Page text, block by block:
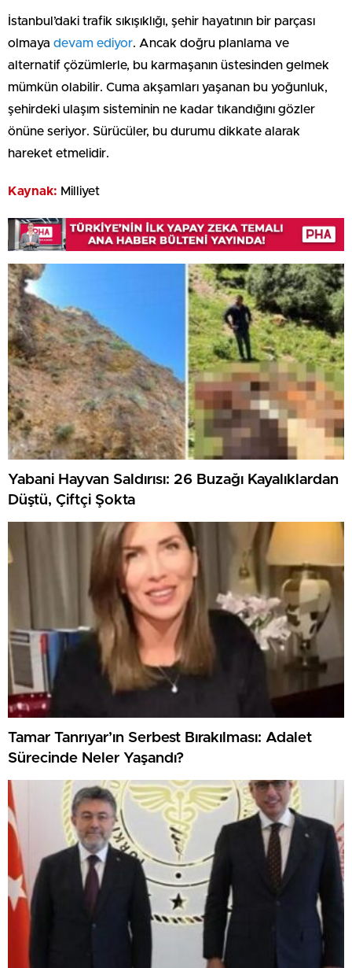
İstanbul’daki trafik sıkışıklığı, şehir hayatının bir parçası
olmaya devam ediyor. Ancak doğru planlama ve
alternatif çözümlerle, bu karmaşanın üstesinden gelmek
mümkün olabilir. Cuma akşamları yaşanan bu yoğunluk,
şehirdeki ulaşım sisteminin ne kadar tıkandığını gözler
önüne seriyor. Sürücüler, bu durumu dikkate alarak
hareket etmelidir.
Kaynak: Milliyet
Yabani Hayvan Saldırısı: 26 Buzağı Kayalıklardan
Düştü, Çiftçi Şokta
Tamar Tanrıyar’ın Serbest Bırakılması: Adalet
Sürecinde Neler Yaşandı?